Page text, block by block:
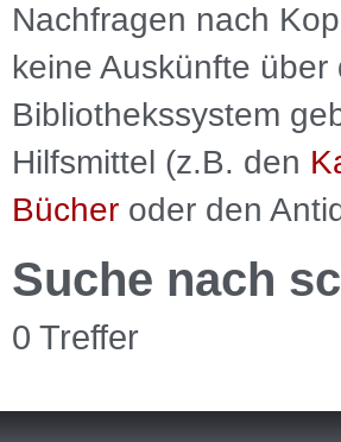
Nachfragen nach
keine Auskünfte
Bibliothekssystem
Hilfsmittel (z.B. den
Bücher oder den
Suche nach
0 Treffer